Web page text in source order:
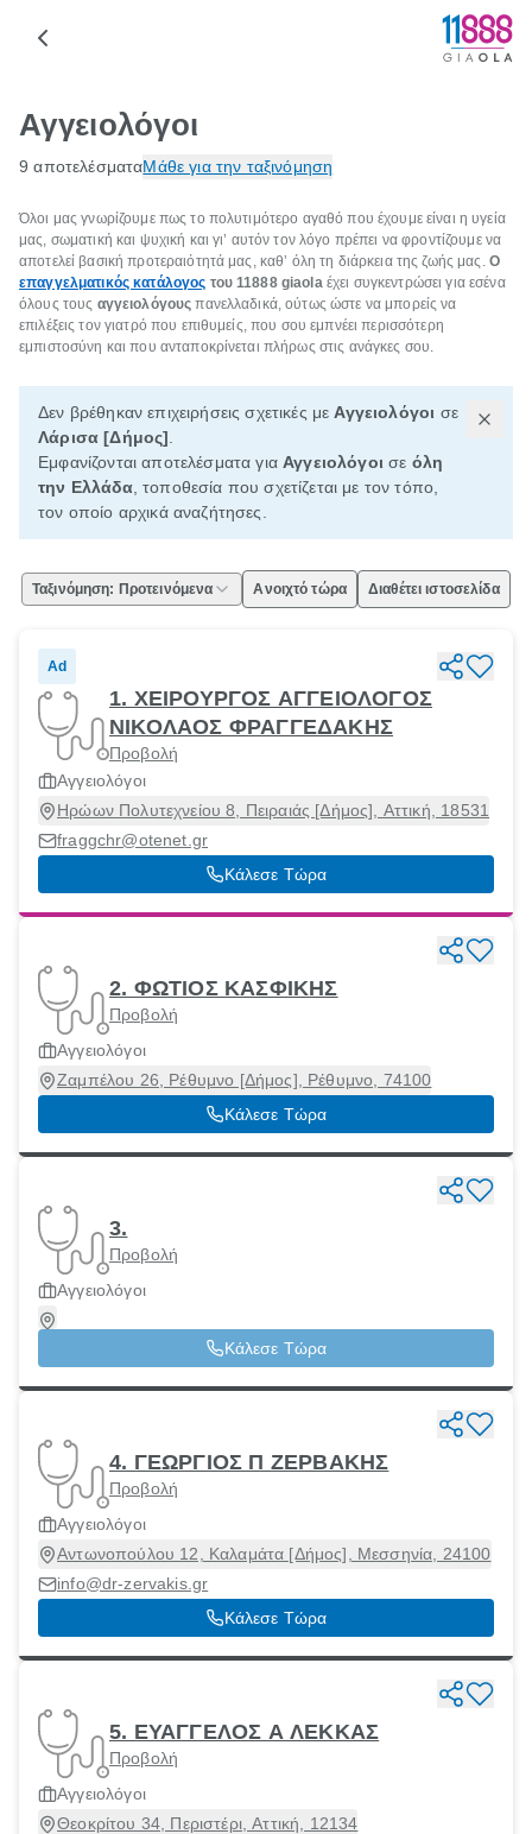
Αγγειολόγοι
9 αποτελέσματαΜάθε για την ταξινόμηση
Όλοι μας γνωρίζουμε πως το πολυτιμότερο αγαθό που έχουμε είναι η υγεία
μας, σωματική και ψυχική και γι’ αυτόν τον λόγο πρέπει να φροντίζουμε να
αποτελεί βασική προτεραιότητά μας, καθ’ όλη τη διάρκεια της ζωής μας. Ο
επαγγελματικός κατάλογος του 11888 giaola έχει συγκεντρώσει για εσένα
όλους τους αγγειολόγους πανελλαδικά, ούτως ώστε να μπορείς να
επιλέξεις τον γιατρό που επιθυμείς, που σου εμπνέει περισσότερη
εμπιστοσύνη και που ανταποκρίνεται πλήρως στις ανάγκες σου.
Δεν βρέθηκαν επιχειρήσεις σχετικές με Αγγειολόγοι σε
Λάρισα [Δήμος]
Εμφανίζονται αποτελέσματα για Αγγειολόγοι σε όλη
την Ελλάδα, τοποθεσία που σχετίζεται με τον τόπο,
τον οποίο αρχικά αναζήτησες.
Ταξινόμηση: Προτεινόμενα Ανοιχτό τώρα Διαθέτει ιστοσελίδα
Ad
1. ΧΕΙΡΟΥΡΓΟΣ ΑΓΓΕΙΟΛΟΓΟΣ
ΝΙΚΟΛΑΟΣ ΦΡΑΓΓΕΔΑΚΗΣ
Προβολή
Αγγειολόγοι
Ηρώων Πολυτεχνείου 8, Πειραιάς [Δήμος], Αττική, 18531
fraggchr@otenet.gr
Κάλεσε Τώρα
2. ΦΩΤΙΟΣ ΚΑΣΦΙΚΗΣ
Προβολή
Αγγειολόγοι
Ζαμπέλου 26, Ρέθυμνο [Δήμος], Ρέθυμνο, 74100
Κάλεσε Τώρα
3.
Προβολή
Αγγειολόγοι
Κάλεσε Τώρα
4. ΓΕΩΡΓΙΟΣ Π ΖΕΡΒΑΚΗΣ
Προβολή
Αγγειολόγοι
Αντωνοπούλου 12, Καλαμάτα [Δήμος], Μεσσηνία, 24100
info@dr-zervakis.gr
Κάλεσε Τώρα
5. ΕΥΑΓΓΕΛΟΣ Α ΛΕΚΚΑΣ
Προβολή
Αγγειολόγοι
Θεοκρίτου 34, Περιστέρι, Αττική, 12134